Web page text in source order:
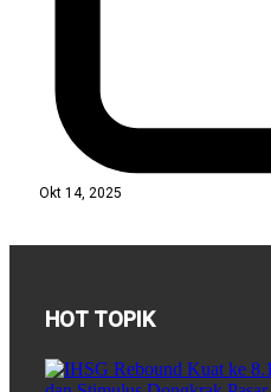
Okt 14, 2025
HOT TOPIK